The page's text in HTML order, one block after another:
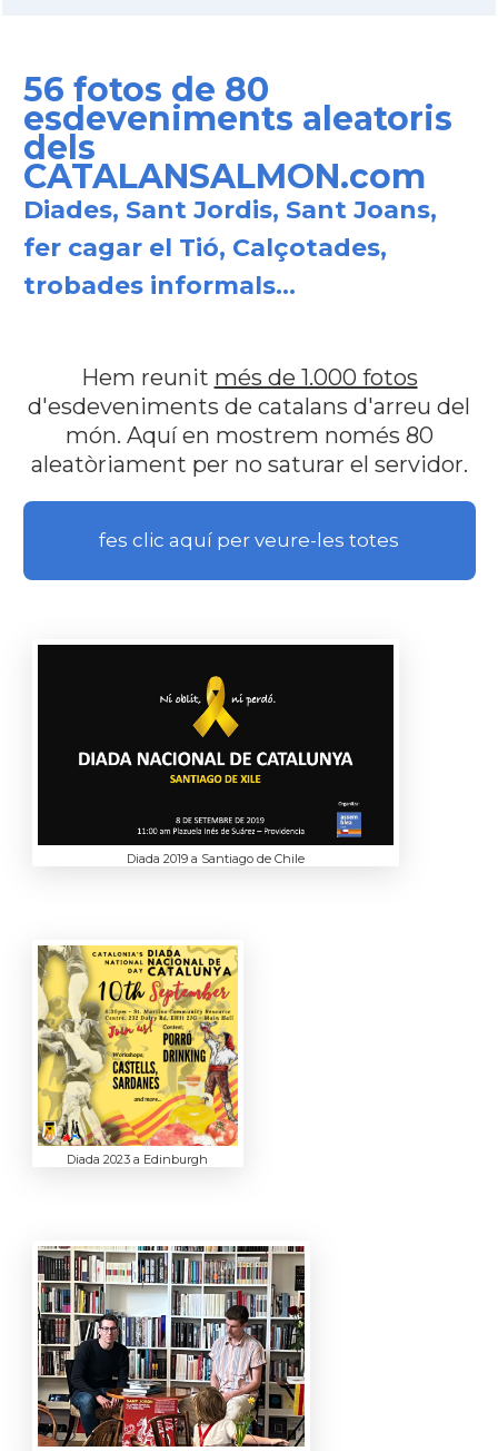
56 fotos de 80
esdeveniments aleatoris
dels
CATALANSALMON.com
Diades, Sant Jordis, Sant Joans,
fer cagar el Tió, Calçotades,
trobades informals...
Hem reunit més de 1.000 fotos
d'esdeveniments de catalans d'arreu del
món. Aquí en mostrem només 80
aleatòriament per no saturar el servidor.
fes clic aquí per veure-les totes
Diada 2019 a Santiago de Chile
Diada 2023 a Edinburgh